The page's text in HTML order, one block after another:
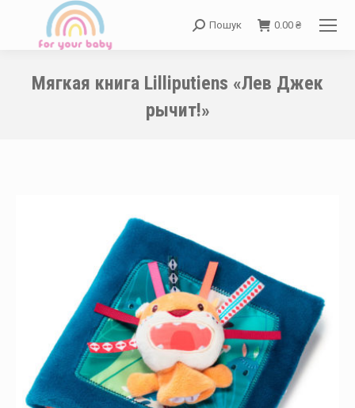
Search:
Пошук 0.00 ₴
Мягкая книга Lilliputiens «Лев Джек
рычит!»